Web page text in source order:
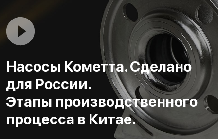
Насосы Кометта. Сделано
для России.
Этапы производственного
процесса в Китае.